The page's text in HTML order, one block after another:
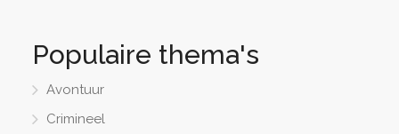
Populaire thema's
Avontuur
Crimineel